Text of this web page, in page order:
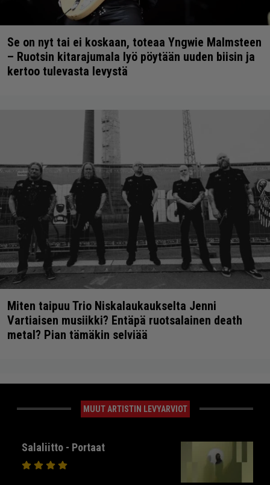
Se on nyt tai ei koskaan, toteaa Yngwie Malmsteen
– Ruotsin kitarajumala lyö pöytään uuden biisin ja
kertoo tulevasta levystä
Miten taipuu Trio Niskalaukaukselta Jenni
Vartiaisen musiikki? Entäpä ruotsalainen death
metal? Pian tämäkin selviää
MUUT ARTISTIN LEVYARVIOT
Salaliitto - Portaat